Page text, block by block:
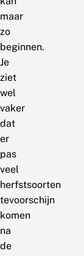
maar
zo
beginnen.
Je
ziet
wel
vaker
dat
er
pas
veel
herfstsoorten
tevoorschijn
komen
na
de